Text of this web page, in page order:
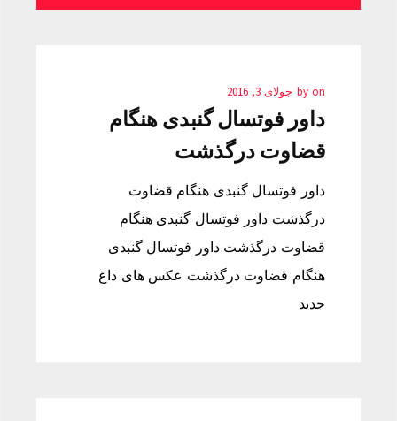
by on جولای 3, 2016
داور فوتسال گنبدی هنگام
قضاوت درگذشت
داور فوتسال گنبدی هنگام قضاوت
درگذشت داور فوتسال گنبدی هنگام
قضاوت درگذشت داور فوتسال گنبدی
هنگام قضاوت درگذشت عکس های داغ
جدید